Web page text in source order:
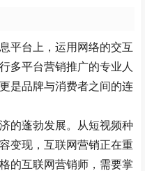
平台上，运用网络的交互
多平台营销推广的专业人
是品牌与消费者之间的连
的蓬勃发展。从短视频种
变现，互联网营销正在重
的互联网营销师，需要掌